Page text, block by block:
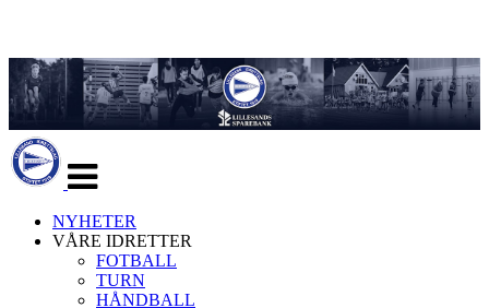
navigasjon
NYHETER
VÅRE IDRETTER
FOTBALL
TURN
HÅNDBALL